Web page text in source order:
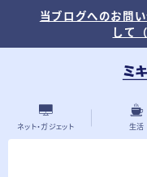
当ブログへのお問
して
ネット・ガジェット 生活